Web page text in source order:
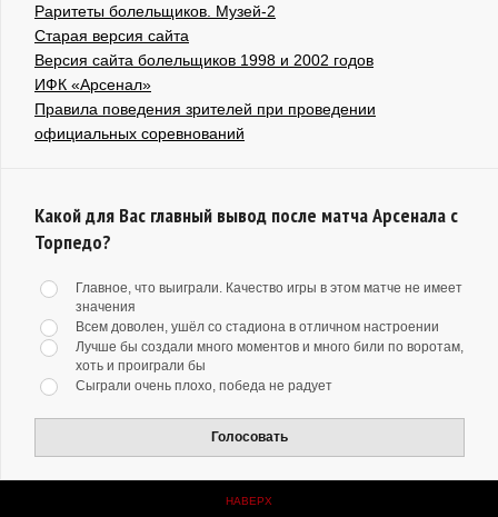
Раритеты болельщиков. Музей-2
Старая версия сайта
Версия сайта болельщиков 1998 и 2002 годов
ИФК «Арсенал»
Правила поведения зрителей при проведении
официальных соревнований
Какой для Вас главный вывод после матча Арсенала с
Торпедо?
Главное, что выиграли. Качество игры в этом матче не имеет
значения
Всем доволен, ушёл со стадиона в отличном настроении
Лучше бы создали много моментов и много били по воротам,
хоть и проиграли бы
Сыграли очень плохо, победа не радует
Голосовать
НАВЕРХ